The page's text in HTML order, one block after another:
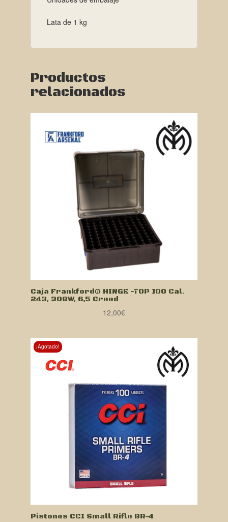
Lata de 1 kg
Productos
relacionados
Caja Frankford® HINGE -TOP 100 Cal.
243, 308W, 6,5 Creed
12,00€
¡Agotado!
Pistones CCI Small Rifle BR-4